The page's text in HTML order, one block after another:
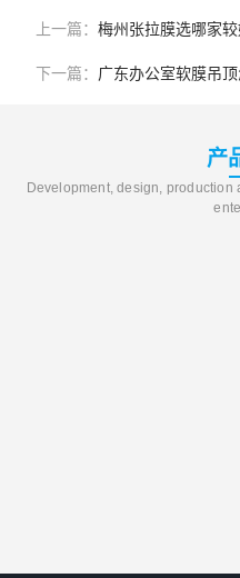
上一篇： 梅州张拉膜选哪家
下一篇： 广东办公室软膜吊
产
Development, design,